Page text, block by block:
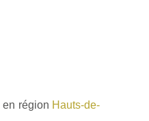
en région Hauts-de-